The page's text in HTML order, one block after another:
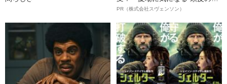
オイ”や“ベタつき”を解消す
ト”が生み出した徹底ケアとは
PR（株式会社スヴェンソン）